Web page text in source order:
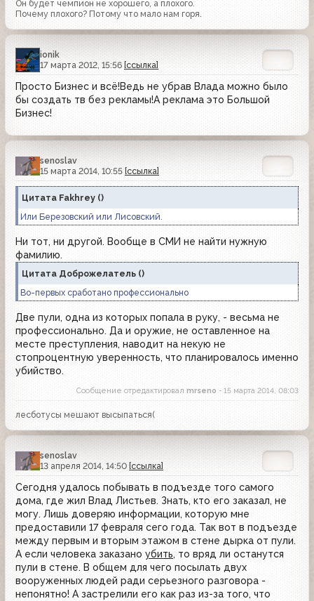
Он будет чемпион не хорошего, а плохого.
Почему плохого? Потому что мало нам горя.
ionik
17 марта 2012, 15:56 [ссылка]
Просто Бизнес и всё!Ведь не убрав Влада можно было
бы создать тв без рекламы!А реклама это Большой
Бизнес!
senoslav
15 марта 2014, 10:55 [ссылка]
Цитата Fakhrey ()
Или Березовский или Лисовский.
Ни тот, ни другой. Вообще в СМИ не найти нужную
фамилию.
Цитата Доброжелатель ()
Во-первых сработано профессионально
Две пули, одна из которых попала в руку, - весьма не
профессионально. Да и оружие, не оставленное на
месте преступления, наводит на некую не
стопроцентную уверенность, что планировалось именно
убийство.
Сообщение отредактировал mrseno - 15 марта 2014, 08:03
лесботусы мешают высыпаться(
senoslav
13 апреля 2014, 14:50 [ссылка]
Сегодня удалось побывать в подъезде того самого
дома, где жил Влад Листьев. Знать, кто его заказал, не
могу. Лишь доверяю информации, которую мне
предоставили 17 февраля сего года. Так вот в подъезде
между первым и вторым этажом в стене дырка от пули.
А если человека заказано убить, то вряд ли останутся
пули в стене. В общем для чего посылать двух
вооруженных людей ради серьезного разговора -
непонятно! А застрелили его как раз из-за того, что